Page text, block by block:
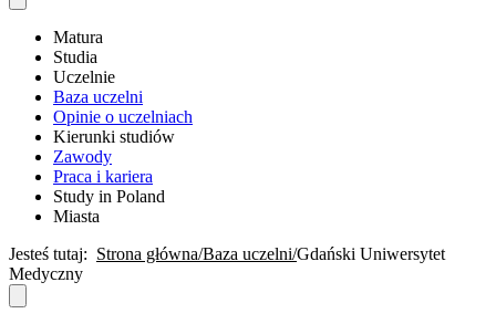
Matura
Studia
Uczelnie
Baza uczelni
Opinie o uczelniach
Kierunki studiów
Zawody
Praca i kariera
Study in Poland
Miasta
Jesteś tutaj: Strona główna Baza uczelni Gdański Uniwersytet
Medyczny